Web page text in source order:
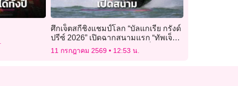
ศึกเจ็ตสกีชิงแชมป์โลก “บัลแกเรีย กรังด์
ปรีซ์ 2026” เปิดฉากสนามแรก “ทัพเจ็ต
สกีไทย” ฟอร์มดุ ประเดิมชัยสนั่นหาดซา
ราโฟโว
11 กรกฎาคม 2569 12:53 น.